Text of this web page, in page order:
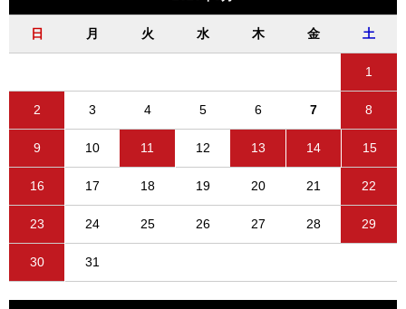
日 月 火 水 木 金 土
1
2 3 4 5 6 7 8
9 10 11 12 13 14 15
16 17 18 19 20 21 22
23 24 25 26 27 28 29
30 31